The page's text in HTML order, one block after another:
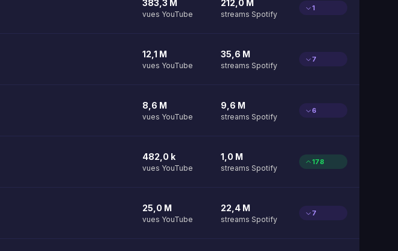
383,3 M
vues YouTube
212,0 M
streams Spotify
1
12,1 M
vues YouTube
35,6 M
streams Spotify
7
8,6 M
vues YouTube
9,6 M
streams Spotify
6
482,0 k
vues YouTube
1,0 M
streams Spotify
178
25,0 M
vues YouTube
22,4 M
streams Spotify
7